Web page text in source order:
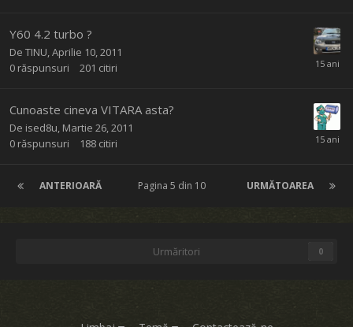
Y60 4.2 turbo ?
De TINU Aprilie 10, 2011
0 răspunsuri 201 citiri
Cunoaste cineva VITARA asta?
De ised8u Martie 26, 2011
0 răspunsuri 188 citiri
ANTERIOARĂ URMĂTOAREA
Pagina 5 din 10
Urmăritori 0